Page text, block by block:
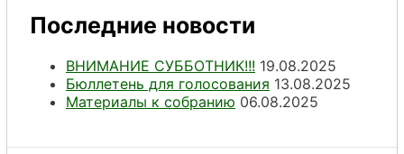
Последние новости
ВНИМАНИЕ СУББОТНИК!!! 19.08.2025
Бюллетень для голосования 13.08.2025
Материалы к собранию 06.08.2025